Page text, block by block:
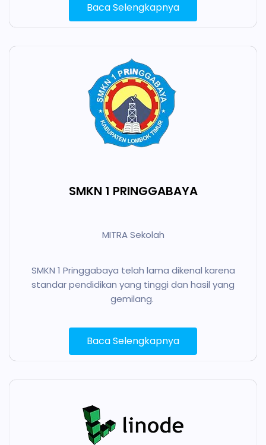
Baca Selengkapnya
SMKN 1 PRINGGABAYA
MITRA Sekolah
SMKN 1 Pringgabaya telah lama dikenal karena
standar pendidikan yang tinggi dan hasil yang
gemilang.
Baca Selengkapnya